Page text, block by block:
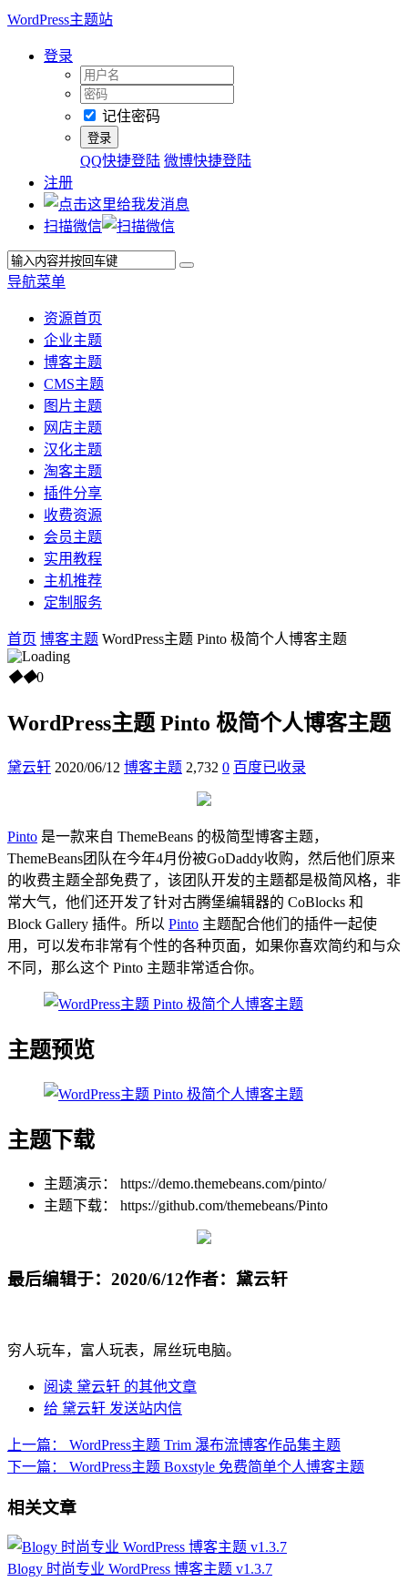
WordPress主题站
登录
记住密码
QQ快捷登陆 微博快捷登陆
注册
扫描微信
导航菜单
资源首页
企业主题
博客主题
CMS主题
图片主题
网店主题
汉化主题
淘客主题
插件分享
收费资源
会员主题
实用教程
主机推荐
定制服务
首页 博客主题 WordPress主题 Pinto 极简个人博客主题
◆◆0
WordPress主题 Pinto 极简个人博客主题
黛云轩 2020/06/12 博客主题 2,732 0 百度已收录
Pinto 是一款来自 ThemeBeans 的极简型博客主题，
ThemeBeans团队在今年4月份被GoDaddy收购，然后他们原来
的收费主题全部免费了，该团队开发的主题都是极简风格，非
常大气，他们还开发了针对古腾堡编辑器的 CoBlocks 和
Block Gallery 插件。所以 Pinto 主题配合他们的插件一起使
用，可以发布非常有个性的各种页面，如果你喜欢简约和与众
不同，那么这个 Pinto 主题非常适合你。
主题预览
主题下载
主题演示： https://demo.themebeans.com/pinto/
主题下载： https://github.com/themebeans/Pinto
最后编辑于：2020/6/12作者：黛云轩
穷人玩车，富人玩表，屌丝玩电脑。
阅读 黛云轩 的其他文章
给 黛云轩 发送站内信
上一篇：
WordPress主题 Trim 瀑布流博客作品集主题
下一篇：
WordPress主题 Boxstyle 免费简单个人博客主题
相关文章
Blogy 时尚专业 WordPress 博客主题 v1.3.7